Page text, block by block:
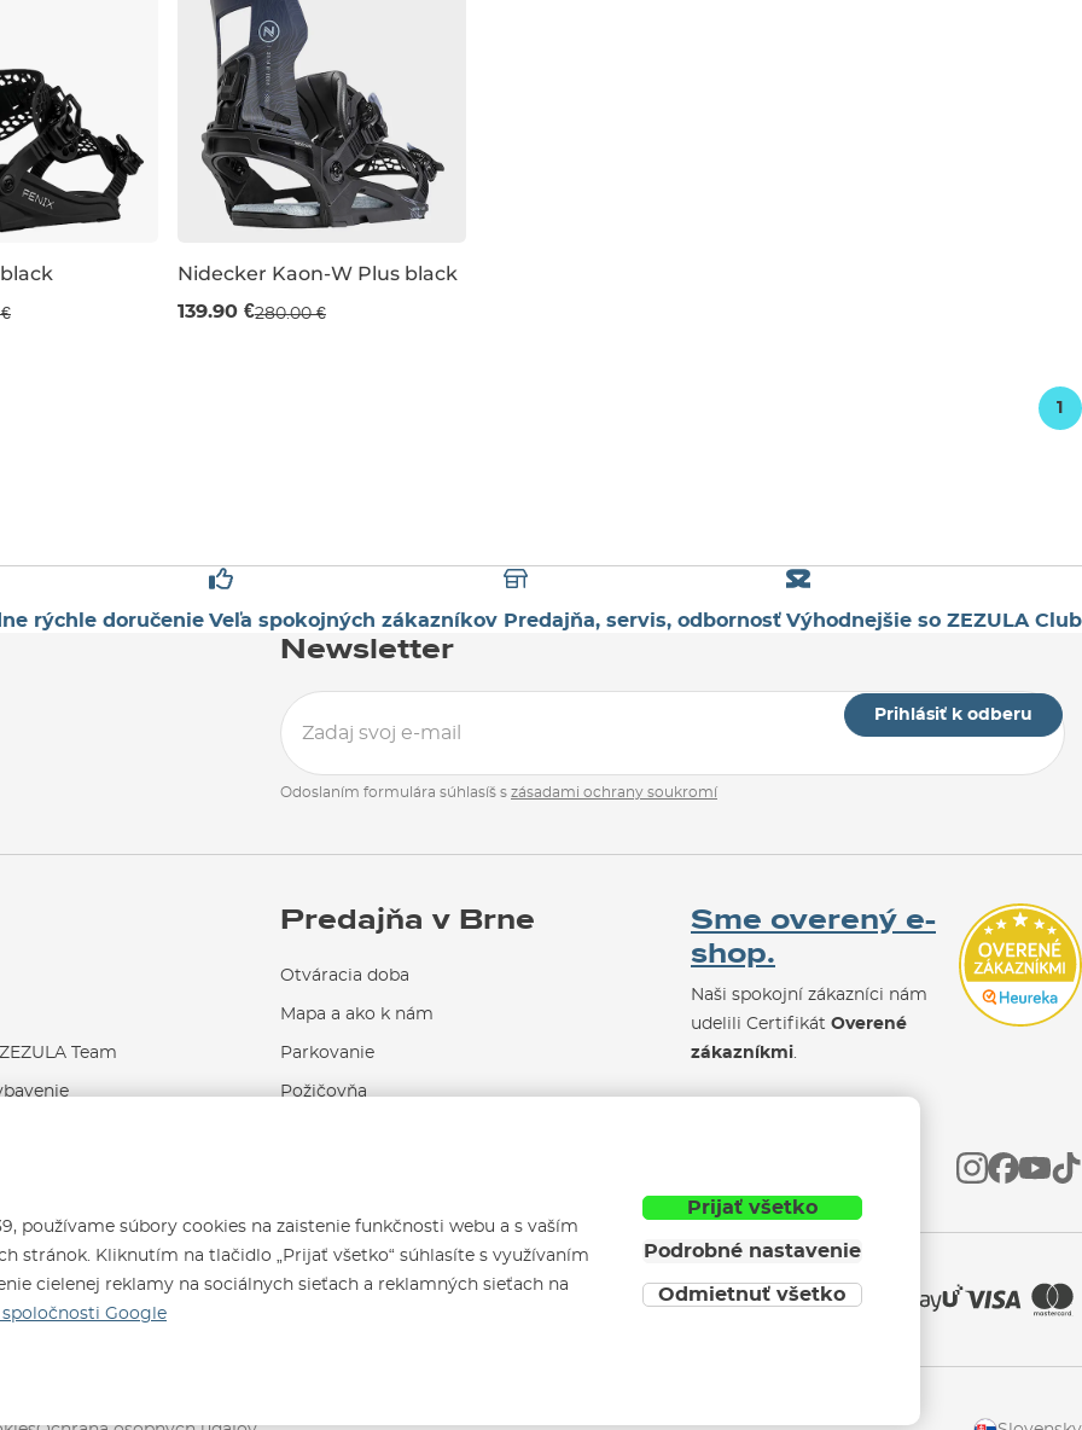
Výpredaj -50 %
Nidecker Kaon-W Plus black
139.90 €280.00 €
1
rýchle doručenie Veľa spokojných zákazníkov Predajňa, servis, odbornosť Výhodnejšie so ZEZULA Club
Newsletter
Prihlásiť k odberu
Odoslaním formulára súhlasíš s zásadami ochrany soukromí
Team
Predajňa v Brne
Otváracia doba
Mapa a ako k nám
Parkovanie
Požičovňa
Sme overený e-
shop.
Naši spokojní zákazníci nám
udelili Certifikát Overené
zákazníkmi.
používame súbory cookies na zaistenie funkčnosti webu a s vaším
stránok. Kliknutím na tlačidlo „Prijať všetko“ súhlasíte s využívaním
cielenej reklamy na sociálnych sieťach a reklamných sieťach na
Google
Prijať všetko
Podrobné nastavenie
Odmietnuť všetko